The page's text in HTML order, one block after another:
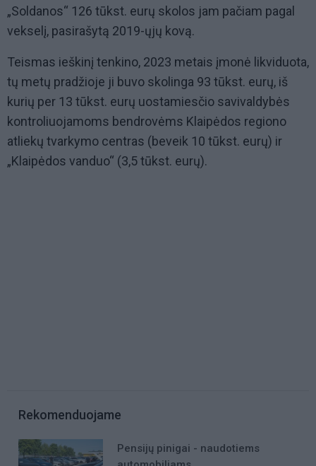
„Soldanos“ 126 tūkst. eurų skolos jam pačiam pagal
vekselį, pasirašytą 2019-ųjų kovą.
Teismas ieškinį tenkino, 2023 metais įmonė likviduota,
tų metų pradžioje ji buvo skolinga 93 tūkst. eurų, iš
kurių per 13 tūkst. eurų uostamiesčio savivaldybės
kontroliuojamoms bendrovėms Klaipėdos regiono
atliekų tvarkymo centras (beveik 10 tūkst. eurų) ir
„Klaipėdos vanduo“ (3,5 tūkst. eurų).
Rekomenduojame
Pensijų pinigai - naudotiems